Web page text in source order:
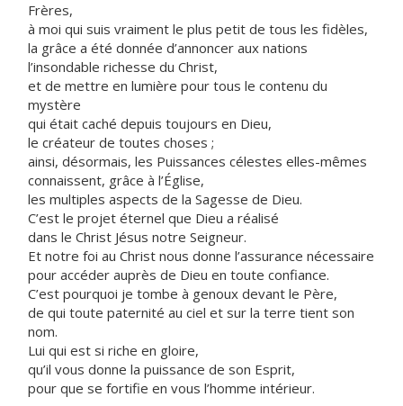
Frères,
à moi qui suis vraiment le plus petit de tous les fidèles,
la grâce a été donnée d’annoncer aux nations
l’insondable richesse du Christ,
et de mettre en lumière pour tous le contenu du
mystère
qui était caché depuis toujours en Dieu,
le créateur de toutes choses ;
ainsi, désormais, les Puissances célestes elles-mêmes
connaissent, grâce à l’Église,
les multiples aspects de la Sagesse de Dieu.
C’est le projet éternel que Dieu a réalisé
dans le Christ Jésus notre Seigneur.
Et notre foi au Christ nous donne l’assurance nécessaire
pour accéder auprès de Dieu en toute confiance.
C’est pourquoi je tombe à genoux devant le Père,
de qui toute paternité au ciel et sur la terre tient son
nom.
Lui qui est si riche en gloire,
qu’il vous donne la puissance de son Esprit,
pour que se fortifie en vous l’homme intérieur.